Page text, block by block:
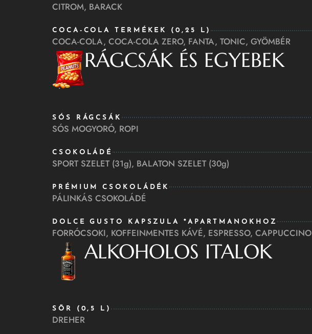
CITROM, BARACK
COCA-COLA TERMÉKEK (0,25 L)
COCA-COLA, COCA-COLA ZERO, FANTA, TONIC, GYÖMBÉR
RÁGCSÁK ÉS EGYEBEK
SÓS RÁGCSÁK
SÓS MOGYORÓ, ROPI
CSOKOLÁDÉ
SPORT SZELET (31g), BALATON SZELET (30g)
PRÉMIUM CSOKOLÁDÉK
PÁLINKÁS CSOKOLÁDÉ
DOLCE GUSTO KAPSZULA *APARTMANOKHOZ
FORRÓCSOKI, KOFFEINMENTES KÁVÉ, ESPRESSO, CAPPUCCINO
ALKOHOLOS ITALOK
SÖR (0,5 L)
DREHER